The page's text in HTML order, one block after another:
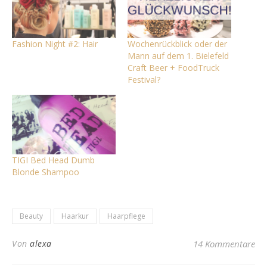
Fashion Night #2: Hair
Wochenrückblick oder der
Mann auf dem 1. Bielefeld
Craft Beer + FoodTruck
Festival?
TIGI Bed Head Dumb
Blonde Shampoo
Beauty Haarkur Haarpflege
Von alexa 14 Kommentare